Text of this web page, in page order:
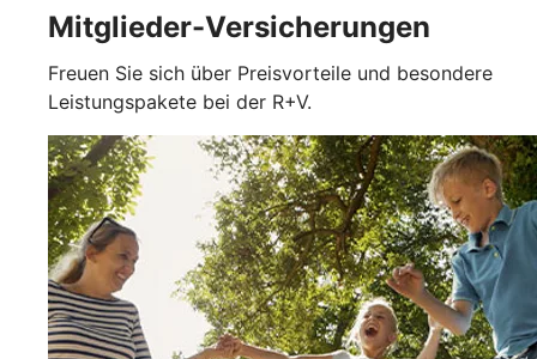
Mitglieder-Versicherungen
Freuen Sie sich über Preisvorteile und besondere
Leistungspakete bei der R+V.